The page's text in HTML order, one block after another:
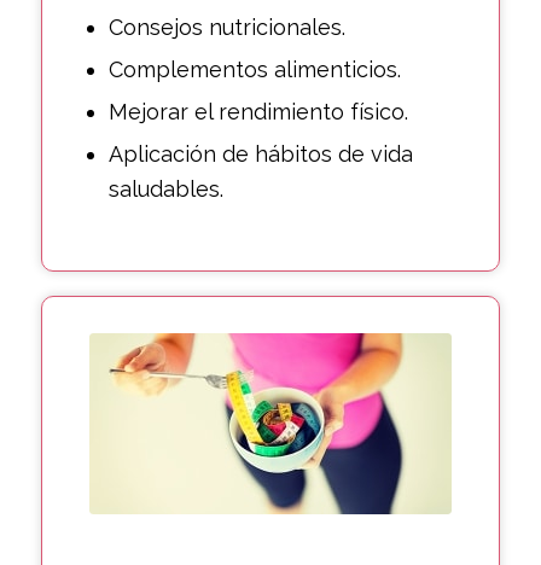
Consejos nutricionales.
Complementos alimenticios.
Mejorar el rendimiento físico.
Aplicación de hábitos de vida
saludables.